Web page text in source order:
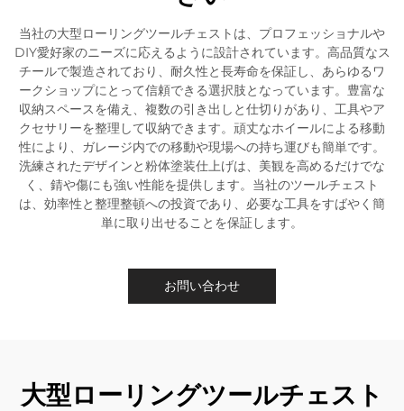
当社の大型ローリングツールチェストは、プロフェッショナルや
DIY愛好家のニーズに応えるように設計されています。高品質なス
チールで製造されており、耐久性と長寿命を保証し、あらゆるワ
ークショップにとって信頼できる選択肢となっています。豊富な
収納スペースを備え、複数の引き出しと仕切りがあり、工具やア
クセサリーを整理して収納できます。頑丈なホイールによる移動
性により、ガレージ内での移動や現場への持ち運びも簡単です。
洗練されたデザインと粉体塗装仕上げは、美観を高めるだけでな
く、錆や傷にも強い性能を提供します。当社のツールチェスト
は、効率性と整理整頓への投資であり、必要な工具をすばやく簡
単に取り出せることを保証します。
お問い合わせ
大型ローリングツールチェスト